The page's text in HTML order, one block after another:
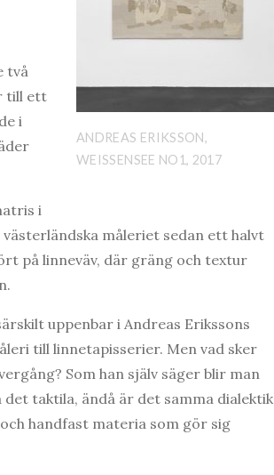
ANDREAS ERIKSSON,
WEISSENSEE NO1, 2017
två
till ett
i
i
måleriet sedan ett halvt
på linneväv, där gräng och textur
uppenbar i Andreas Erikssons
till linnetapisserier. Men vad sker
Som han själv säger blir man
taktila, ändå är det samma dialektik
handfast materia som gör sig